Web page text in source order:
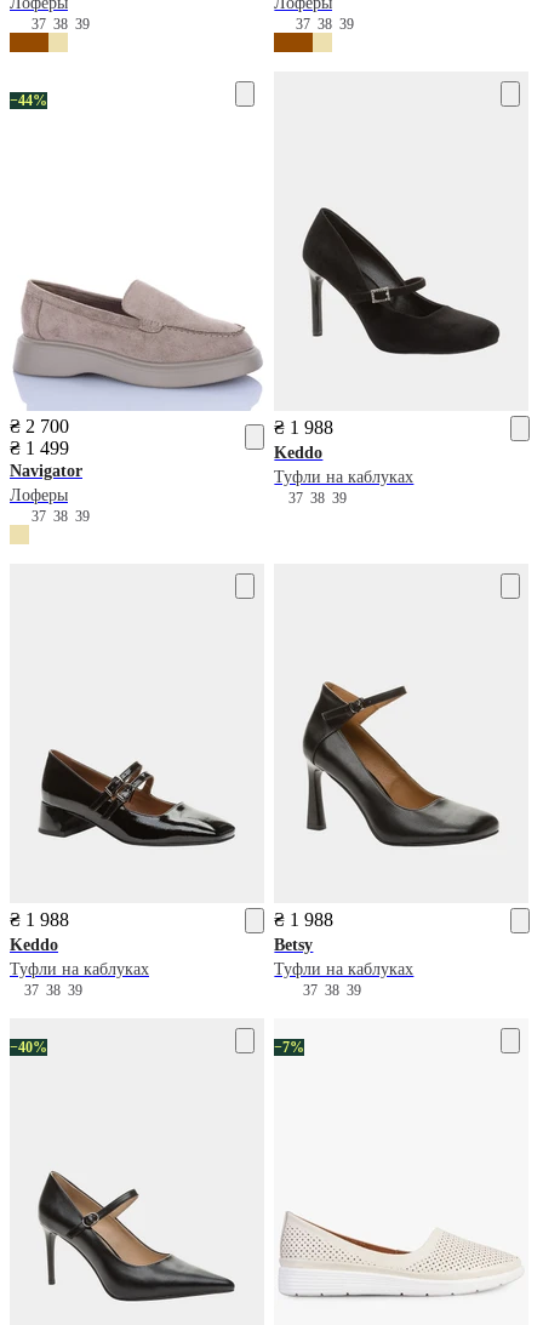
37 38 39 373839
−44%
₴ 2 700
₴ 1 499
Navigator
Лоферы
37 38 39
₴ 1 988
Keddo
Туфли на каблуках
373839
₴ 1 988
Keddo
Туфли на каблуках
37 38 39
₴ 1 988
Betsy
Туфли на каблуках
373839
−40% −7%